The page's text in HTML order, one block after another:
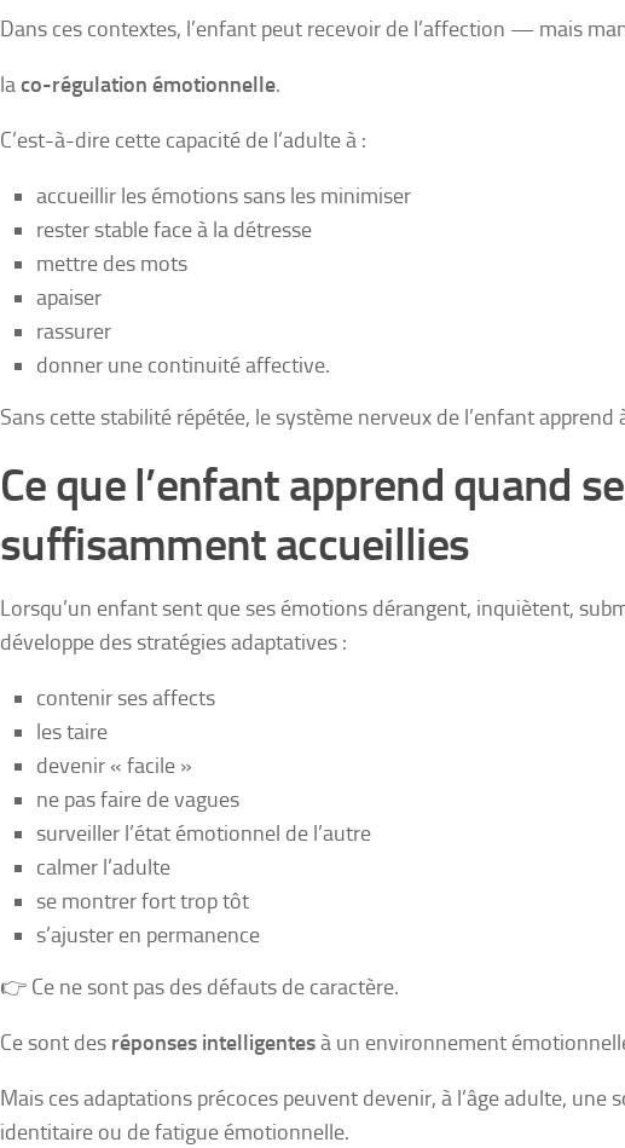
Dans ces contextes, l’enfant peut recevoir de l’affection — mais
laco-régulation émotionnelle.
C’est-à-dire cette capacité de l’adulte à :
accueillir les émotions sans les minimiser
rester stable face à la détresse
mettre des mots
apaiser
rassurer
donner une continuité affective.
Sans cette stabilité répétée, le système nerveux de l’enfant apprend
Ce que l’enfant apprend quand
suffisamment accueillies
Lorsqu’un enfant sent que ses émotions dérangent, inquiètent,
développe des stratégies adaptatives :
contenir ses affects
les taire
devenir « facile »
ne pas faire de vagues
surveiller l’état émotionnel de l’autre
calmer l’adulte
se montrer fort trop tôt
s’ajuster en permanence
👉 Ce ne sont pas des défauts de caractère.
Ce sont des réponses intelligentesà un environnement
Mais ces adaptations précoces peuvent devenir, à l’âge adulte,
identitaire ou de fatigue émotionnelle.